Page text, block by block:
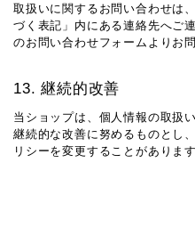
取扱いに関するお問い合わせは
づく表記」内にある連絡先へご
のお問い合わせフォームよりお
13. 継続的改善
当ショップは、個人情報の取扱
継続的な改善に努めるものとし
リシーを変更することがあります